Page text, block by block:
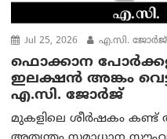
Jul 25, 2026 എ.സി. ജോർജ്
ഫൊക്കാന
ഇലക്ഷൻ അങ്കം
എ.സി. ജോർജ്
മുകളിലെ ശീർഷകം കണ്ട്